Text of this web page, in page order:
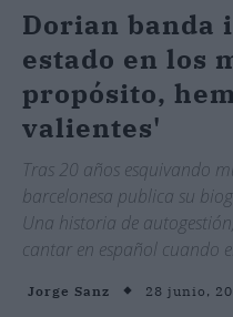
Dorian banda
estado en los
propósito,
valientes'
Tras 20 años esquivando
barcelonesa publica su
Una historia de
cantar en español cuando
Jorge Sanz 28 junio,